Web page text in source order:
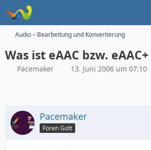
Audio – Bearbeitung und Konvertierung
Was ist eAAC bzw. eAAC+
Pacemaker 13. Juni 2006 um 07:10
Pacemaker
Foren Gott